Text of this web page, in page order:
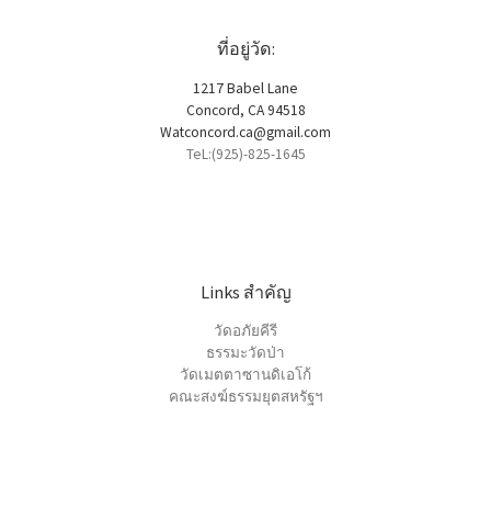
ที่อยู่วัด:
1217 Babel Lane
Concord, CA 94518
Watconcord.ca@gmail.com
TeL:(925)-825-1645
Links สำคัญ
วัดอภัยคีรี
ธรรมะวัดป่า
วัดเมตตาซานดิเอโก้
คณะสงฆ์ธรรมยุตสหรัฐฯ